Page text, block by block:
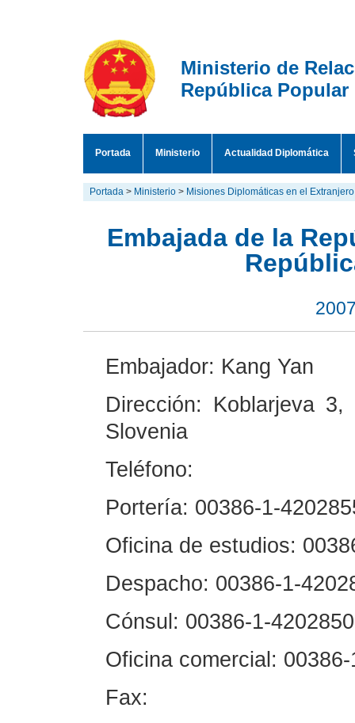
Ministerio de
República Popular
Portada Ministerio Actualidad Diplomática
Portada > Ministerio > Misiones Diplomáticas en el Extranjero
Embajada de la
Embajador: Kang Yan
Dirección: Koblarjeva
Slovenia
Teléfono:
Portería: 00386-1-
Oficina de estudios:
Despacho: 00386-1-
Cónsul: 00386-1-4202850
Oficina comercial:
Fax: